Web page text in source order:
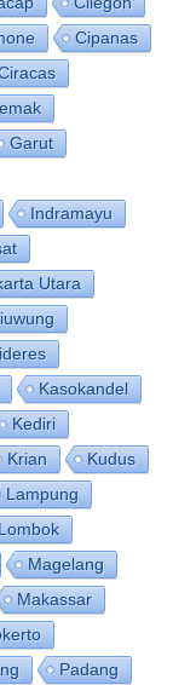
Cipanas
Garut
Indramayu
Utara
Kasokandel
Kediri
Krian
Kudus
Lampung
Lombok
Magelang
Makassar
Padang